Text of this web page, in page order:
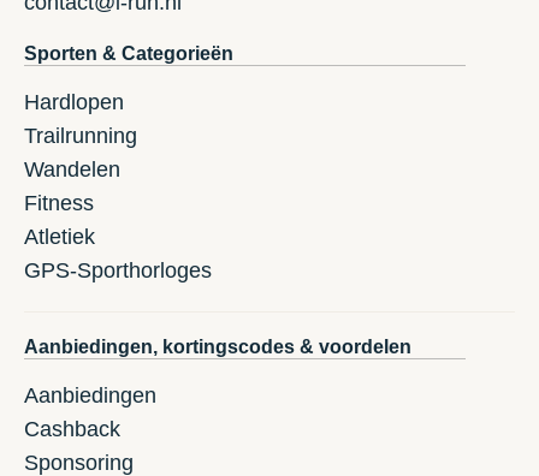
Sporten & Categorieën
Hardlopen
Trailrunning
Wandelen
Fitness
Atletiek
GPS-Sporthorloges
Aanbiedingen, kortingscodes & voordelen
Aanbiedingen
Cashback
Sponsoring